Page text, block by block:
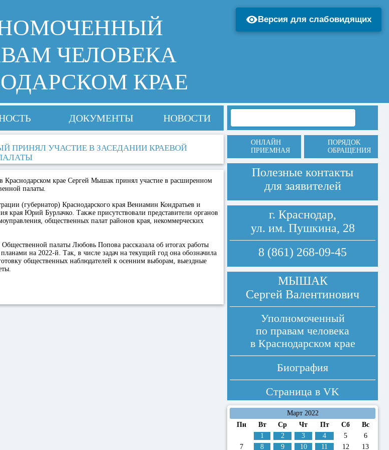
ЧЕЛОВЕКА
КРАЕ
ДОКУМЕНТЫ НОВОСТИ
ПРИНЯЛ УЧАСТИЕ В ЗАСЕДАНИИ КРАЕВОЙ
Краснодарском крае Сергей Мышак принял участие в расширенном
палаты.
(губернатор) Краснодарского края Вениамин Кондратьев и
края Юрий Бурлачко. Также присутствовали представители органов
общественных палат районов края, некоммерческих
Общественной палаты Любовь Попова рассказала об итогах работы
на 2022-й. Так, в числе задач на текущий год она обозначила
общественных наблюдателей к осенним выборам, выездные
ОНЛАЙН
ПРИЕМНАЯ
ПОРЯДОК
ОБРАЩЕНИЯ
Полезные контакты
для заявителей
г. Краснодар,
ул. им. Пушкина, 28
8 (861) 268-09-45
МЫШАК
Сергей Валентинович
Уполномоченный
по правам человека
в Краснодарском крае
Биография
Страница в VK
Март 2022
Пн
Вт Ср Чт Пт Сб
Вс
1
2 3 4 5
6
7
8 9 10 11 12 13
Версия для слабовидящих